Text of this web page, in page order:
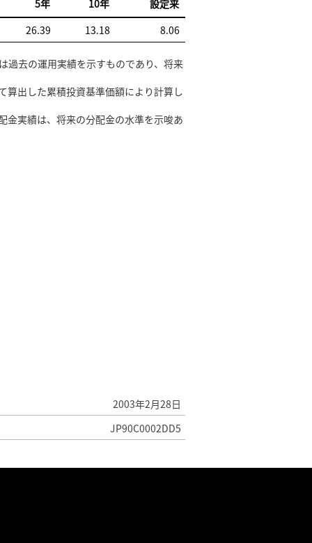
5年 10年
設定来
26.39
13.18 8.06
過去の運用実績を示すものであり、将来
算出した累積投資基準価額により計算し
金実績は、将来の分配金の水準を示唆あ
2003年2月28日
JP90C0002DD5